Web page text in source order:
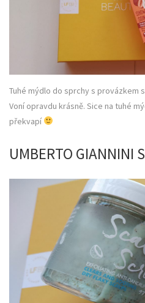
Tuhé mýdlo do sprchy s provázkem
Voní opravdu krásně. Sice na tuhé
překvapí
UMBERTO GIANNINI